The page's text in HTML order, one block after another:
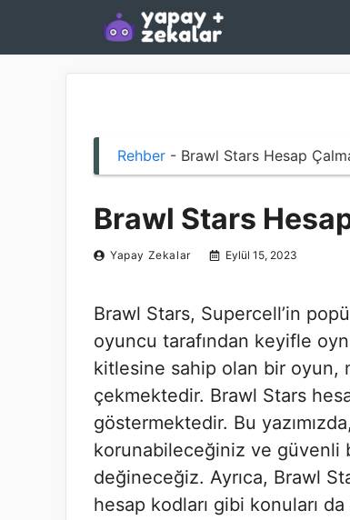
Rehber - Brawl Stars Hesap
Brawl Stars
Yapay Zekalar Eylül 15, 2023
Brawl Stars, Supercell’in
oyuncu tarafından keyifle
kitlesine sahip olan bir oyun,
çekmektedir. Brawl Stars
göstermektedir. Bu
korunabileceğiniz ve güvenli
değineceğiz. Ayrıca, Brawl
hesap kodları gibi konuları